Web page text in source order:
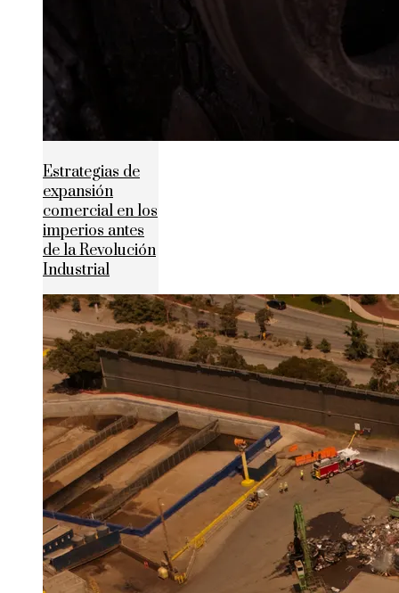
Estrategias de
expansión
comercial en los
imperios antes
de la Revolución
Industrial